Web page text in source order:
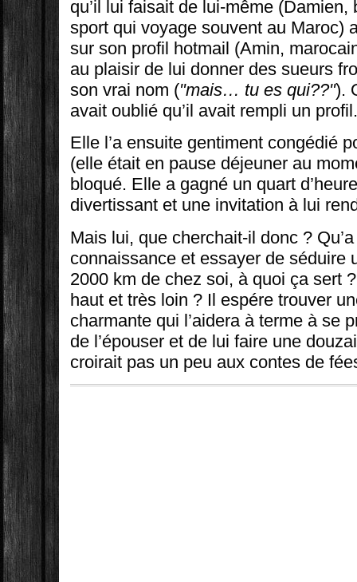
qu’il lui faisait de lui-même
sport qui voyage souvent au Maroc)
sur son profil hotmail (Amin,
au plaisir de lui donner des sueurs
son vrai nom ("mais… tu es qui??").
avait oublié qu’il avait rempli un
Elle l’a ensuite gentiment congédié
(elle était en pause déjeuner au
bloqué. Elle a gagné un quart
divertissant et une invitation à lui
Mais lui, que cherchait-il donc ?
connaissance et essayer de séduire
2000 km de chez soi, à quoi ça sert
haut et très loin ? Il espére trouver
charmante qui l’aidera à terme à se
de l’épouser et de lui faire une
croirait pas un peu aux contes de